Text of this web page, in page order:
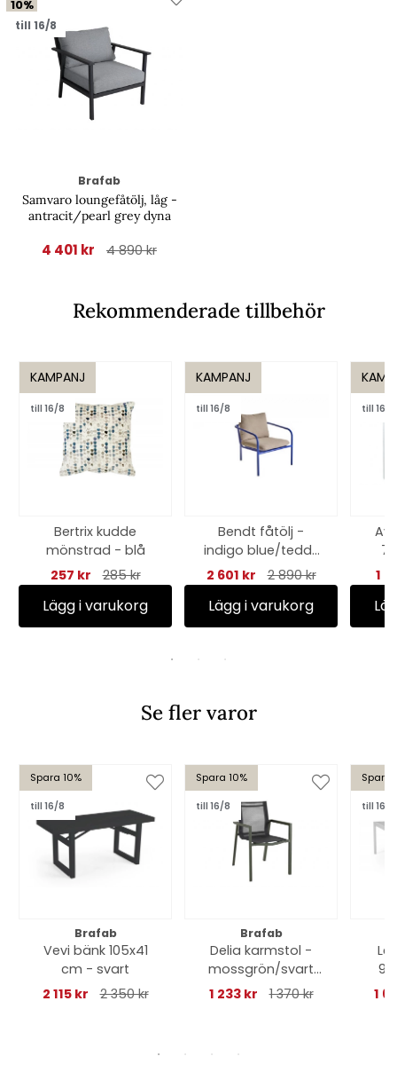
10%
till 16/8
Brafab
Samvaro loungefåtölj, låg -
antracit/pearl grey dyna
4 401 kr 4 890 kr
Rekommenderade tillbehör
KAMPANJ
till 16/8
Bertrix kudde
mönstrad - blå
257 kr
285 kr
Lägg i varukorg
KAMPANJ
till 16/8
Bendt fåtölj -
indigo blue/teddy
beige dyna
2 601 kr 2 890 kr
Lägg i varukorg
till 16/8
1
Se fler varor
Spara 10%
till 16/8
Brafab
Vevi bänk 105x41
cm - svart
2 115 kr
2 350 kr
Spara 10%
till 16/8
Brafab
Delia karmstol -
mossgrön/svart
textilene
1 233 kr 1 370 kr
Spara
till 16/8
1